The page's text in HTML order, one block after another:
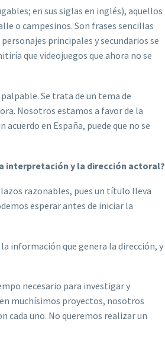
en sus siglas en inglés), aquellos
o campesinos. Son frases sencillas
principales y secundarios se
que videojuegos que ahora no se
Se trata de un tema de
Nosotros estamos a favor de la
en España, puede que no se
interpretación y la dirección actoral?
razonables, pues un título lleva
esperar antes de iniciar la
información que genera la dirección, y
necesario para investigar y
muchísimos proyectos, nosotros
cada uno. No queremos realizar un